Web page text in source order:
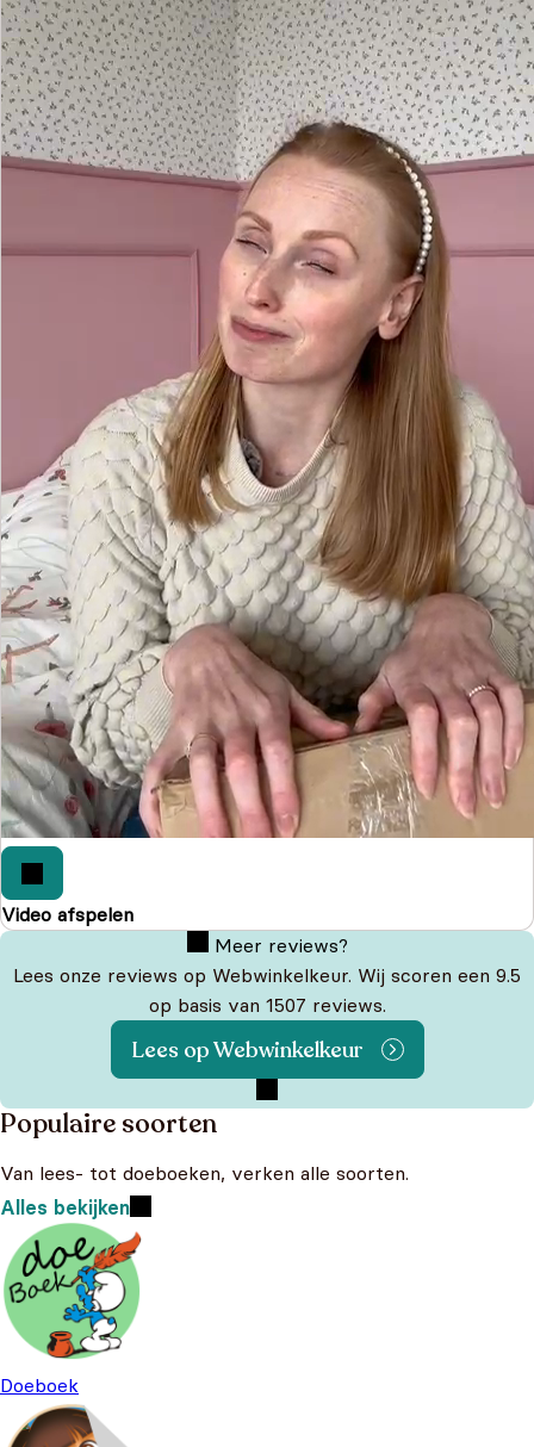
Video afspelen
Meer reviews?
Lees onze reviews op Webwinkelkeur. Wij scoren een 9.5
op basis van 1507 reviews.
Lees op Webwinkelkeur
Populaire soorten
Van lees- tot doeboeken, verken alle soorten.
Alles bekijken
Doeboek